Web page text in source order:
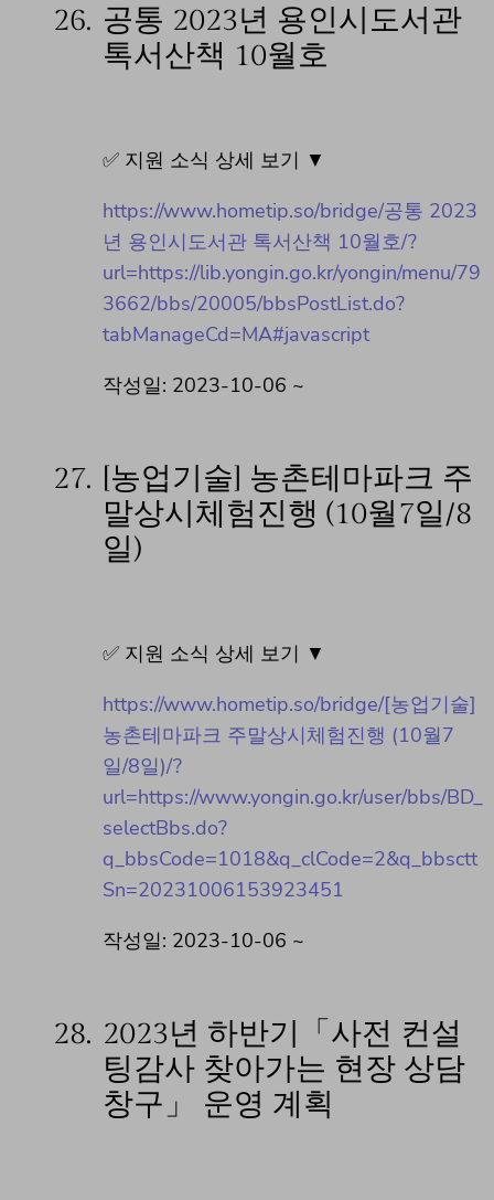
26. 공통 2023년 용인시도서관
톡서산책 10월호
✅ 지원 소식 상세 보기 ▼
https://www.hometip.so/bridge/공통 2023
년 용인시도서관 톡서산책 10월호/?
url=https://lib.yongin.go.kr/yongin/menu/79
3662/bbs/20005/bbsPostList.do?
tabManageCd=MA#javascript
작성일: 2023-10-06 ~
27. [농업기술] 농촌테마파크 주
말상시체험진행 (10월7일/8
일)
✅ 지원 소식 상세 보기 ▼
https://www.hometip.so/bridge/[농업기술]
농촌테마파크 주말상시체험진행 (10월7
일/8일)/?
url=https://www.yongin.go.kr/user/bbs/BD_
selectBbs.do?
q_bbsCode=1018&q_clCode=2&q_bbsctt
Sn=20231006153923451
작성일: 2023-10-06 ~
28. 2023년 하반기「사전 컨설
팅감사 찾아가는 현장 상담
창구」 운영 계획